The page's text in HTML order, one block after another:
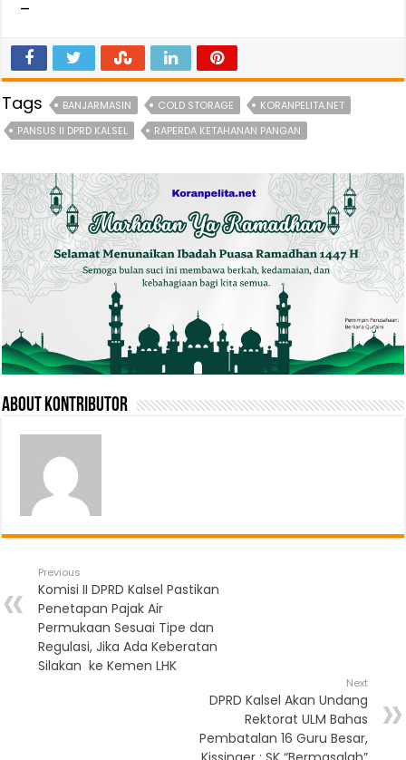
–
Tags BANJARMASIN COLD STORAGE
KORANPELITA.NET
PANSUS II DPRD KALSEL
RAPERDA KETAHANAN PANGAN
About Kontributor
Previous
Komisi II DPRD Kalsel Pastikan
Penetapan Pajak Air
Permukaan Sesuai Tipe dan
Regulasi, Jika Ada Keberatan
Silakan ke Kemen LHK
Next
DPRD Kalsel Akan Undang
Rektorat ULM Bahas
Pembatalan 16 Guru Besar,